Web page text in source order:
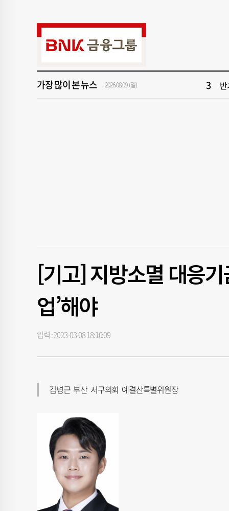
가장 많이 본 뉴스 2026.08.09 (일) 3
[기고] 지방소멸 대응
업’해야
입력 : 2023-03-08 18:10:09
김병근 부산 서구의회 예결산특별위원장